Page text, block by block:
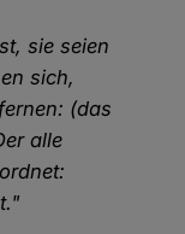
sie seien
sich,
(das
alle